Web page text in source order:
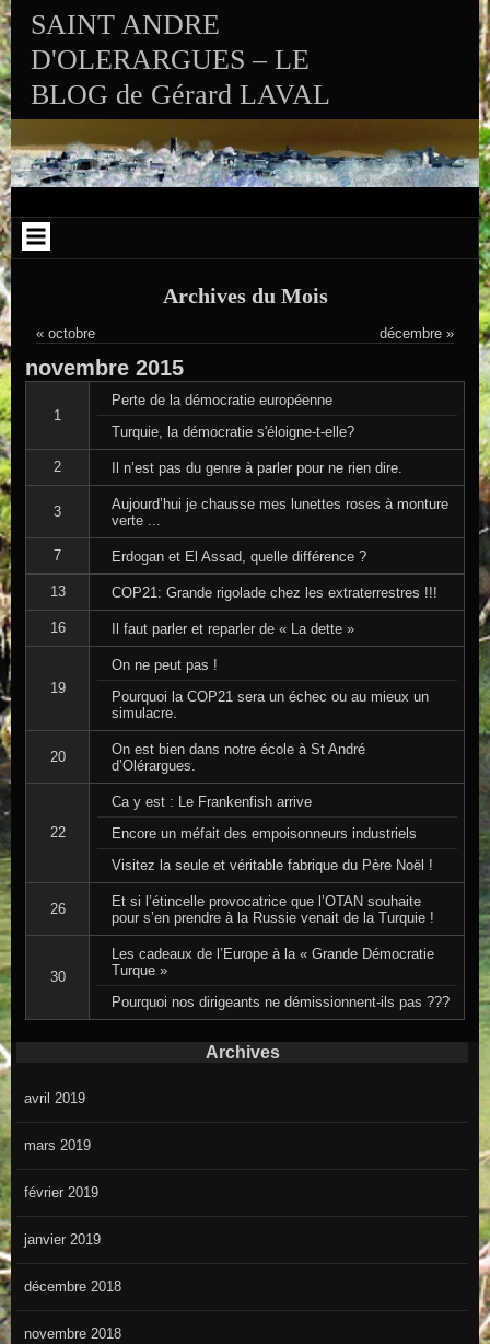
Skip to VISITS_COUNTER_WIDGET
SAINT ANDRE
D'OLERARGUES – LE
BLOG de Gérard LAVAL
Archives du Mois
« octobre décembre »
novembre 2015
1
Perte de la démocratie européenne
Turquie, la démocratie s'éloigne-t-elle?
2 Il n’est pas du genre à parler pour ne rien dire.
3
Aujourd’hui je chausse mes lunettes roses à monture
verte ...
7 Erdogan et El Assad, quelle différence ?
13 COP21: Grande rigolade chez les extraterrestres !!!
16 Il faut parler et reparler de « La dette »
19
On ne peut pas !
Pourquoi la COP21 sera un échec ou au mieux un
simulacre.
20
On est bien dans notre école à St André
d’Olérargues.
22
Ca y est : Le Frankenfish arrive
Encore un méfait des empoisonneurs industriels
Visitez la seule et véritable fabrique du Père Noël !
26
Et si l’étincelle provocatrice que l’OTAN souhaite
pour s’en prendre à la Russie venait de la Turquie !
30
Les cadeaux de l’Europe à la « Grande Démocratie
Turque »
Pourquoi nos dirigeants ne démissionnent-ils pas ???
Archives
avril 2019
mars 2019
février 2019
janvier 2019
décembre 2018
novembre 2018